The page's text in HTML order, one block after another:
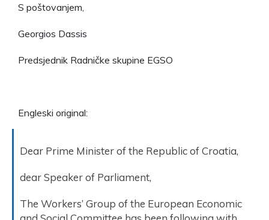
S poštovanjem,
Georgios Dassis
Predsjednik Radničke skupine EGSO
Engleski original:
Dear Prime Minister of the Republic of Croatia,
dear Speaker of Parliament,
The Workers’ Group of the European Economic